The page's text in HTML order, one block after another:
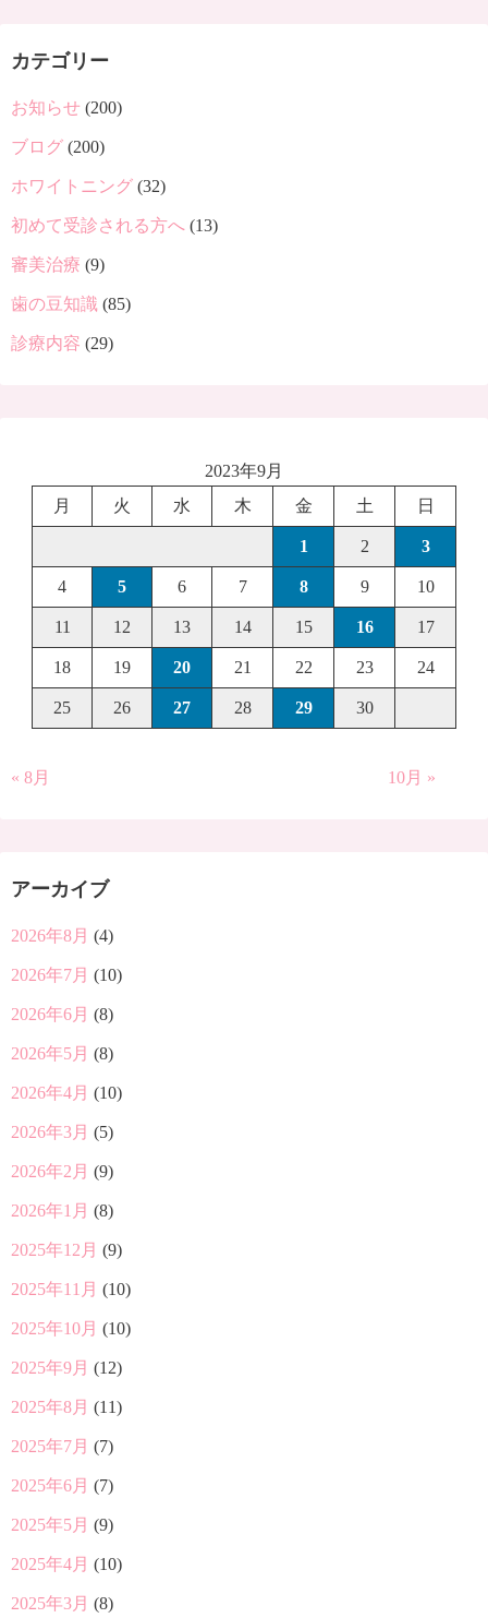
カテゴリー
お知らせ (200)
ブログ (200)
ホワイトニング (32)
初めて受診される方へ (13)
審美治療 (9)
歯の豆知識 (85)
診療内容 (29)
2023年9月
月
火 水 木 金 土 日
1 2 3
4 5 6 7 8 9 10
11 12 13 14 15 16 17
18 19 20 21 22 23 24
25 26 27 28 29 30
« 8月 10月 »
アーカイブ
2026年8月 (4)
2026年7月 (10)
2026年6月 (8)
2026年5月 (8)
2026年4月 (10)
2026年3月 (5)
2026年2月 (9)
2026年1月 (8)
2025年12月 (9)
2025年11月 (10)
2025年10月 (10)
2025年9月 (12)
2025年8月 (11)
2025年7月 (7)
2025年6月 (7)
2025年5月 (9)
2025年4月 (10)
2025年3月 (8)